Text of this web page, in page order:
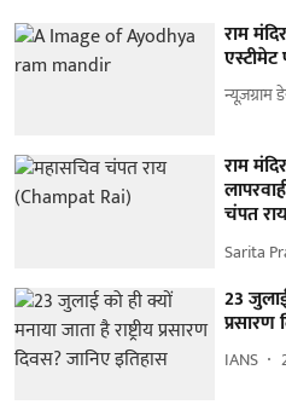
राम
न्यूज़ग्राम
राम
चंपत
Sarita
23 जुलाई
प्रसारण
IANS